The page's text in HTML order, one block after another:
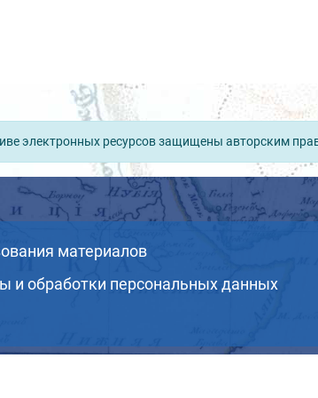
электронных ресурсов защищены авторским
материалов
и обработки персональных данных